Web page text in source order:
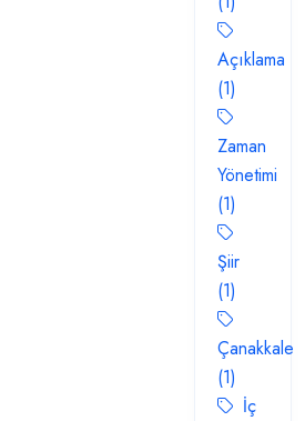
Açıklama
(1)
Zaman
Yönetimi
(1)
Şiir
(1)
Çanakkale
(1)
İç